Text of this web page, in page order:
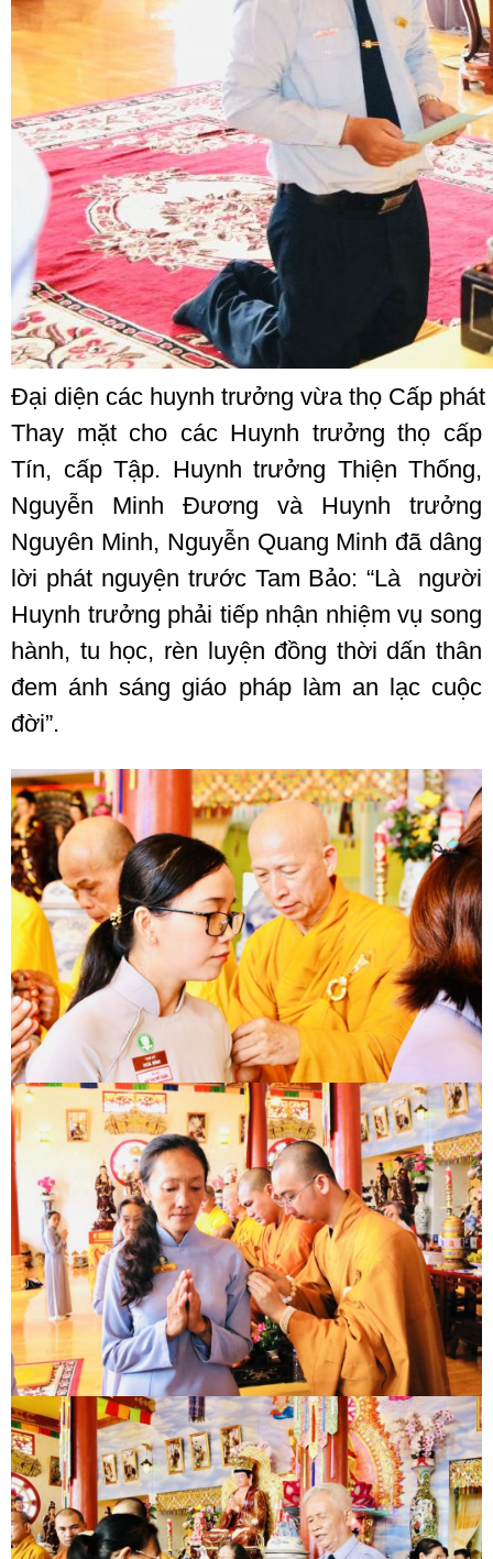
Đại diện các huynh trưởng vừa thọ Cấp phát
Thay mặt cho các Huynh trưởng thọ cấp
Tín, cấp Tập. Huynh trưởng Thiện Thống,
Nguyễn Minh Đương và Huynh trưởng
Nguyên Minh, Nguyễn Quang Minh đã dâng
lời phát nguyện trước Tam Bảo: “Là người
Huynh trưởng phải tiếp nhận nhiệm vụ song
hành, tu học, rèn luyện đồng thời dấn thân
đem ánh sáng giáo pháp làm an lạc cuộc
đời”.